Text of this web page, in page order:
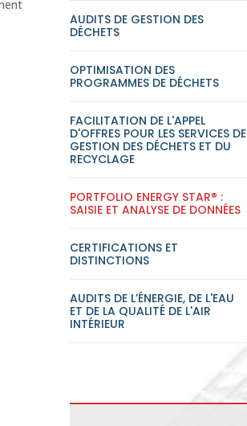
AUDITS DE GESTION DES
DÉCHETS
OPTIMISATION DES
PROGRAMMES DE DÉCHETS
FACILITATION DE L'APPEL
D'OFFRES POUR LES SERVICES DE
GESTION DES DÉCHETS ET DU
RECYCLAGE
PORTFOLIO ENERGY STAR® :
SAISIE ET ANALYSE DE DONNÉES
CERTIFICATIONS ET
DISTINCTIONS
AUDITS DE L’ÉNERGIE, DE L'EAU
ET DE LA QUALITÉ DE L'AIR
INTÉRIEUR